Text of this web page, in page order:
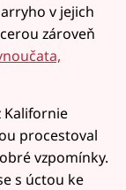
v jejich
zároveň
Kalifornie
procestoval
vzpomínky.
s úctou ke